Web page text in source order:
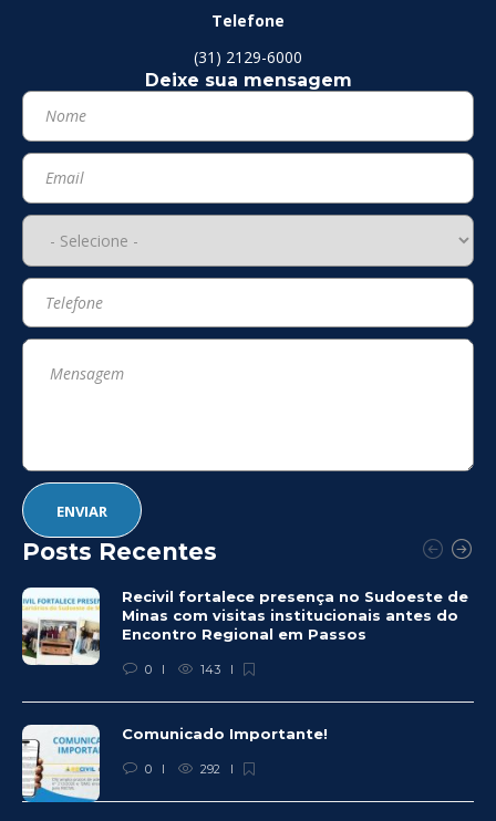
Telefone
(31) 2129-6000
Deixe sua mensagem
Posts Recentes
Recivil fortalece presença no Sudoeste de
Minas com visitas institucionais antes do
Encontro Regional em Passos
0 143
Comunicado Importante!
0 292